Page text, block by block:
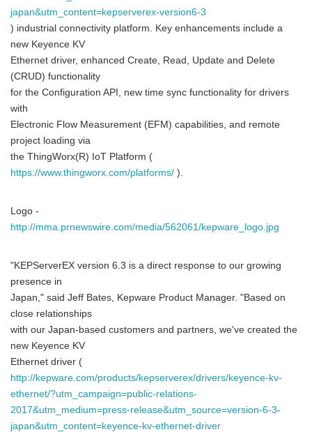
japan&utm_content=kepserverex-version6-3
) industrial connectivity platform. Key enhancements include a
new Keyence KV
Ethernet driver, enhanced Create, Read, Update and Delete
(CRUD) functionality
for the Configuration API, new time sync functionality for drivers
with
Electronic Flow Measurement (EFM) capabilities, and remote
project loading via
the ThingWorx(R) IoT Platform (
https://www.thingworx.com/platforms/ ).
Logo -
http://mma.prnewswire.com/media/562061/kepware_logo.jpg
"KEPServerEX version 6.3 is a direct response to our growing
presence in
Japan," said Jeff Bates, Kepware Product Manager. "Based on
close relationships
with our Japan-based customers and partners, we've created the
new Keyence KV
Ethernet driver (
http://kepware.com/products/kepserverex/drivers/keyence-kv-
ethernet/?utm_campaign=public-relations-
2017&utm_medium=press-release&utm_source=version-6-3-
japan&utm_content=keyence-kv-ethernet-driver